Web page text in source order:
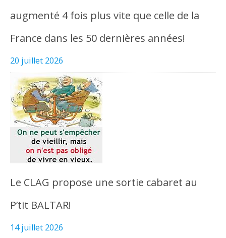
augmenté 4 fois plus vite que celle de la
France dans les 50 dernières années!
20 juillet 2026
Le CLAG propose une sortie cabaret au
P’tit BALTAR!
14 juillet 2026